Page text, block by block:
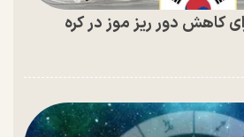
کاهش دور ریز موز در کره